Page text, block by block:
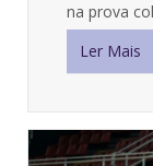
na prova
Ler Mais